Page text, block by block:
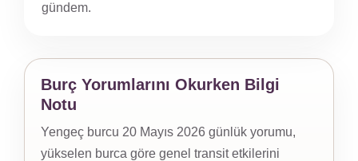
gündem.
Burç Yorumlarını Okurken Bilgi
Notu
Yengeç burcu 20 Mayıs 2026 günlük yorumu,
yükselen burca göre genel transit etkilerini